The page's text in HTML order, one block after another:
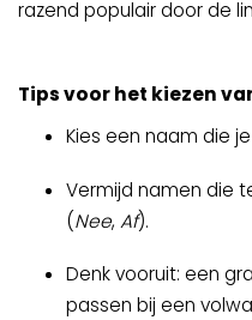
razend populair door de
Tips voor het kiezen
Kies een naam die
Vermijd namen die
(Nee, Af).
Denk vooruit: een
passen bij een